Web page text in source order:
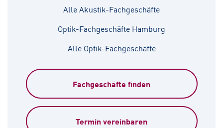
Alle Akustik-Fachgeschäfte
Optik-Fachgeschäfte Hamburg
Alle Optik-Fachgeschäfte
Fachgeschäfte finden
Termin vereinbaren